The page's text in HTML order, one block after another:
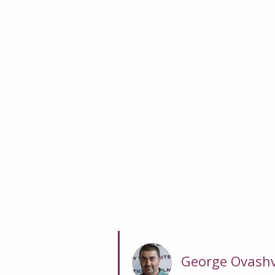
George